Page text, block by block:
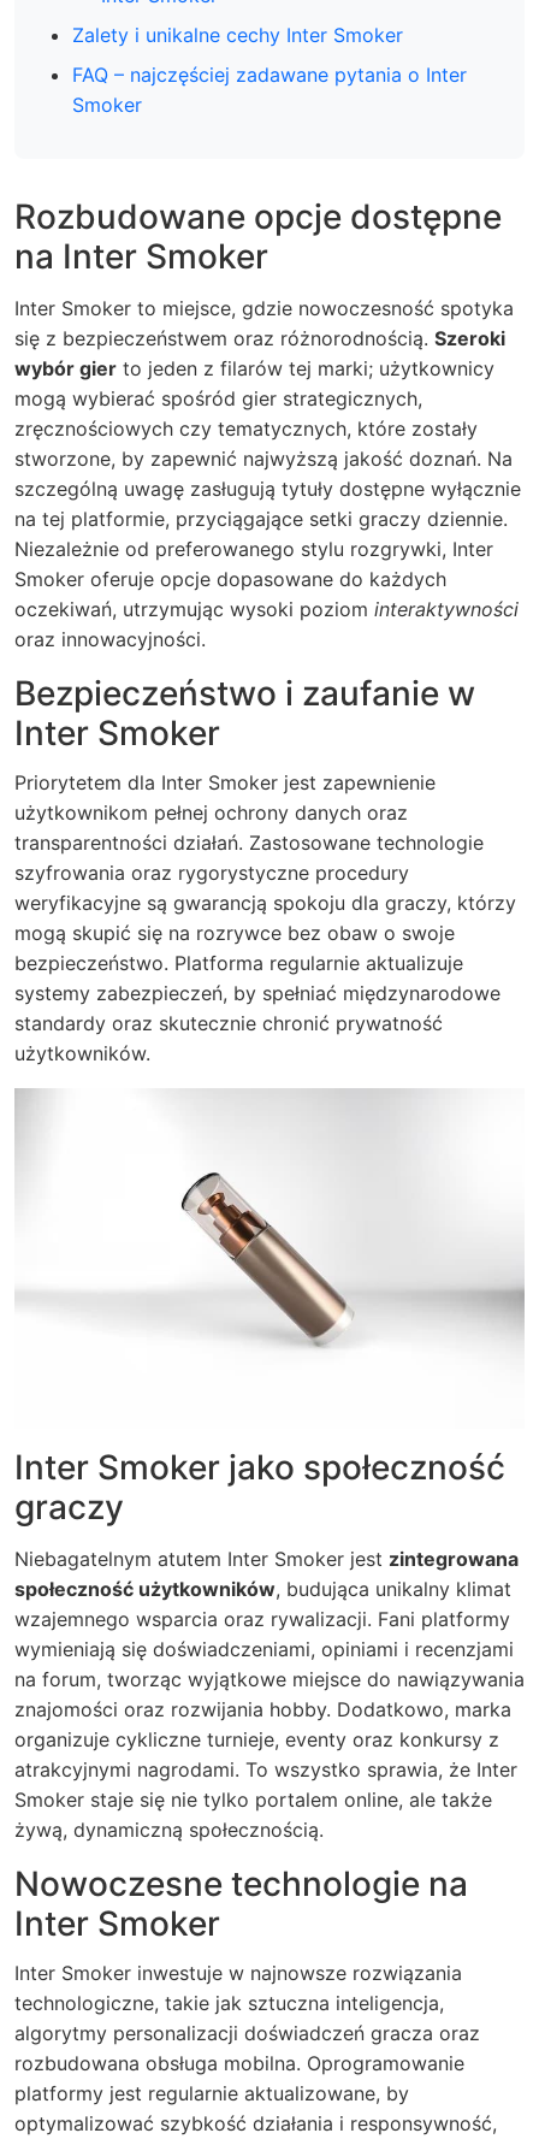
Zalety i unikalne cechy Inter Smoker
FAQ – najczęściej zadawane pytania o Inter
Smoker
Rozbudowane opcje dostępne
na Inter Smoker
Inter Smoker to miejsce, gdzie nowoczesność spotyka
się z bezpieczeństwem oraz różnorodnością. Szeroki
wybór gier to jeden z filarów tej marki; użytkownicy
mogą wybierać spośród gier strategicznych,
zręcznościowych czy tematycznych, które zostały
stworzone, by zapewnić najwyższą jakość doznań. Na
szczególną uwagę zasługują tytuły dostępne wyłącznie
na tej platformie, przyciągające setki graczy dziennie.
Niezależnie od preferowanego stylu rozgrywki, Inter
Smoker oferuje opcje dopasowane do każdych
oczekiwań, utrzymując wysoki poziom interaktywności
oraz innowacyjności.
Bezpieczeństwo i zaufanie w
Inter Smoker
Priorytetem dla Inter Smoker jest zapewnienie
użytkownikom pełnej ochrony danych oraz
transparentności działań. Zastosowane technologie
szyfrowania oraz rygorystyczne procedury
weryfikacyjne są gwarancją spokoju dla graczy, którzy
mogą skupić się na rozrywce bez obaw o swoje
bezpieczeństwo. Platforma regularnie aktualizuje
systemy zabezpieczeń, by spełniać międzynarodowe
standardy oraz skutecznie chronić prywatność
użytkowników.
Inter Smoker jako społeczność
graczy
Niebagatelnym atutem Inter Smoker jest zintegrowana
społeczność użytkowników, budująca unikalny klimat
wzajemnego wsparcia oraz rywalizacji. Fani platformy
wymieniają się doświadczeniami, opiniami i recenzjami
na forum, tworząc wyjątkowe miejsce do nawiązywania
znajomości oraz rozwijania hobby. Dodatkowo, marka
organizuje cykliczne turnieje, eventy oraz konkursy z
atrakcyjnymi nagrodami. To wszystko sprawia, że Inter
Smoker staje się nie tylko portalem online, ale także
żywą, dynamiczną społecznością.
Nowoczesne technologie na
Inter Smoker
Inter Smoker inwestuje w najnowsze rozwiązania
technologiczne, takie jak sztuczna inteligencja,
algorytmy personalizacji doświadczeń gracza oraz
rozbudowana obsługa mobilna. Oprogramowanie
platformy jest regularnie aktualizowane, by
optymalizować szybkość działania i responsywność,